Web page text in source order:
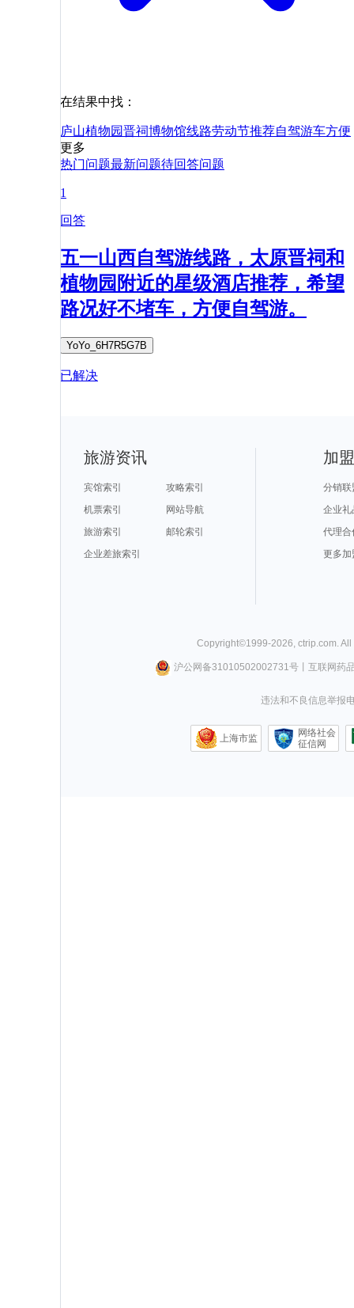
在结果中找：
庐山植物园晋祠博物馆线路劳动节推荐自驾游车方便
更多
热门问题最新问题待回答问题
1
回答
五一山西自驾游线路，太原晋祠和
植物园附近的星级酒店推荐，希望
路况好不堵车，方便自驾游。
YoYo_6H7R5G7B
已解决
旅游资讯
宾馆索引
攻略索引
机票索引
网站导航
旅游索引
邮轮索引
企业差旅索引
加
分销联
企业礼
代理合
更多加
Copyright©1999-2026 ctrip.com .
沪公网备31010502002731号丨 互联网药
违法和不良信息举报
上海市监
网络社会
征信网